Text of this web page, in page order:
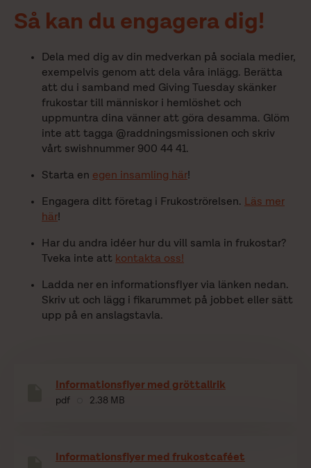
Så kan du engagera dig!
Dela med dig av din medverkan på sociala medier,
exempelvis genom att dela våra inlägg. Berätta
att du i samband med Giving Tuesday skänker
frukostar till människor i hemlöshet och
uppmuntra dina vänner att göra desamma. Glöm
inte att tagga @raddningsmissionen och skriv
vårt swishnummer 900 44 41.
Starta en egen insamling här!
Engagera ditt företag i Frukoströrelsen. Läs mer
här!
Har du andra idéer hur du vill samla in frukostar?
Tveka inte att kontakta oss!
Ladda ner en informationsflyer via länken nedan.
Skriv ut och lägg i fikarummet på jobbet eller sätt
upp på en anslagstavla.
Informationsflyer med gröttallrik
pdf 2.38 MB
Informationsflyer med frukostcaféet